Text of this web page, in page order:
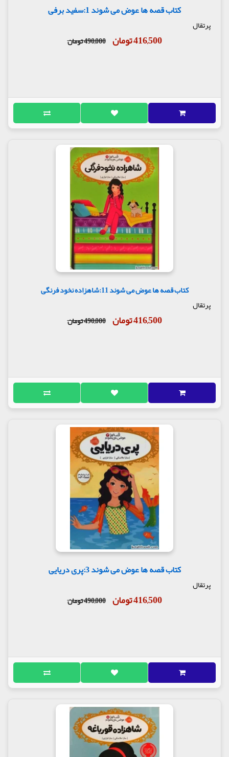
کتاب قصه ها عوض می شوند 1:سفید برفی
پرتقال
416,500 تومان 490,000 تومان
کتاب قصه ها عوض می شوند 11:شاهزاده نخود فرنگی
پرتقال
416,500 تومان 490,000 تومان
کتاب قصه ها عوض می شوند 3:پری دریایی
پرتقال
416,500 تومان 490,000 تومان